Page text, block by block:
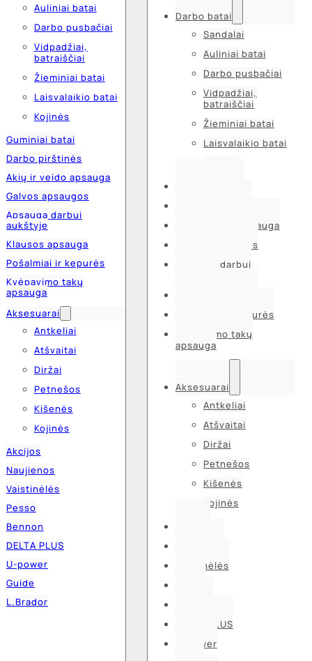
Auliniai batai
Darbo pusbačiai
Vidpadžiai,
batraiščiai
Žieminiai batai
Laisvalaikio batai
Kojinės
Guminiai batai
Darbo pirštinės
Akių ir veido apsauga
Galvos apsaugos
Apsauga darbui
aukštyje
Klausos apsauga
Pošalmiai ir kepurės
Kvėpavimo takų
apsauga
Aksesuarai
Antkeliai
Atšvaitai
Diržai
Petnešos
Kišenės
Kojinės
Akcijos
Naujienos
Vaistinėlės
Pesso
Bennon
DELTA PLUS
U-power
Guide
L.Brador
Darbo batai
Sandalai
Auliniai batai
Darbo pusbačiai
Vidpadžiai,
batraiščiai
Žieminiai batai
Laisvalaikio batai
Akių ir veido apsauga
Galvos apsaugos
Apsauga darbui
Pošalmiai ir kepurės
Kvėpavimo takų
apsauga
Aksesuarai
Antkeliai
Atšvaitai
Diržai
Petnešos
Kišenės
Kojinės
Vaistinėlės
DELTA PLUS
U-power